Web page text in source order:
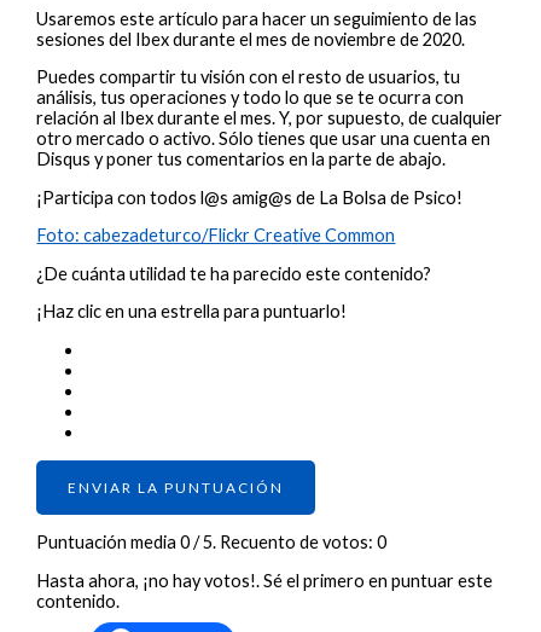
Usaremos este artículo para hacer un seguimiento de las
sesiones del Ibex durante el mes de noviembre de 2020.
Puedes compartir tu visión con el resto de usuarios, tu
análisis, tus operaciones y todo lo que se te ocurra con
relación al Ibex durante el mes. Y, por supuesto, de cualquier
otro mercado o activo. Sólo tienes que usar una cuenta en
Disqus y poner tus comentarios en la parte de abajo.
¡Participa con todos l@s amig@s de La Bolsa de Psico!
Foto: cabezadeturco/Flickr Creative Common
¿De cuánta utilidad te ha parecido este contenido?
¡Haz clic en una estrella para puntuarlo!
ENVIAR LA PUNTUACIÓN
Puntuación media0/ 5. Recuento de votos:0
Hasta ahora, ¡no hay votos!. Sé el primero en puntuar este
contenido.